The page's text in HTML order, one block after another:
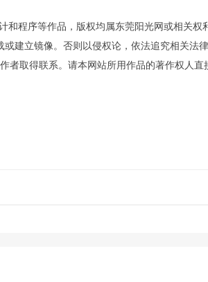
和程序等作品，版权均属东莞阳光网或相关权
建立镜像。否则以侵权论，依法追究相关法律
者取得联系。请本网站所用作品的著作权人直